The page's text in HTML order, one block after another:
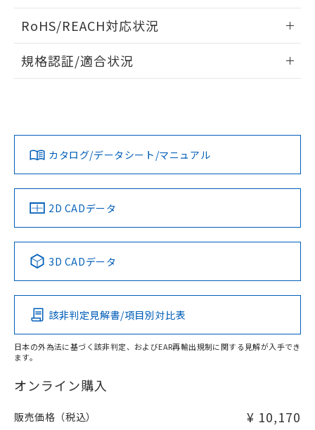
タイムチャート
A: 80mm以上、B: 60mm以上
上、n: 24mm以上
検出物体の大きさと材質による影響
検出領域
ドすることができます。
ログイン/会員登録
ダウンロードデータをご利用いただく前に、以下を必ずお読
みください。
ソフトウェアの使用条件
RoHS/REACH対応状況
EU RoHS 注意事項・凡例
対応済み
中国 RoHS 注意事項・凡例
Pb Hg Cd Cr(VI)
O
在庫等で未対応品が混在する可能性があります。
問い合わせください。
規格認証/適合状況
LR型式承認
（イギリス
船舶規格）
DNV型式承認
（ノルウェー
BV型式承認
（フランス
KR型式
（韓国
No No No No
この製品の規格認証/適合状況ページへ
その他の認証はこちらのページからご検索ください
カタログ/データシート/マニュアル
2D CADデータ
3D CADデータ
該非判定見解書/項目別対比表
日本の外為法に基づく該非判定、およびEAR再輸出規制に関する見解が入手でき
ます。
オンライン購入
販売価格（税込） ¥ 10,170